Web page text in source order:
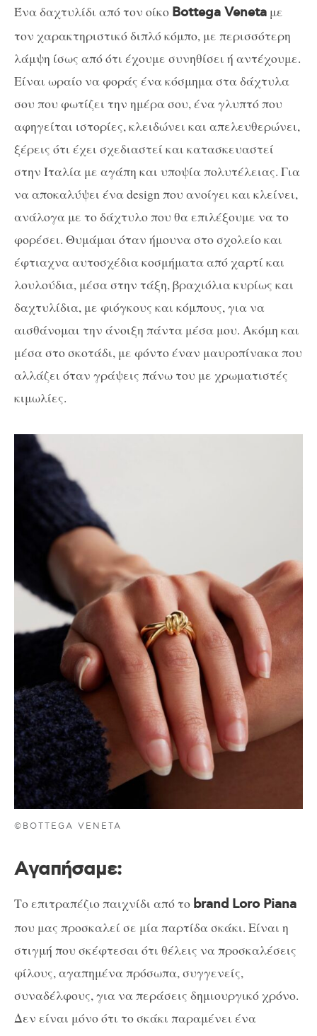
Ένα δαχτυλίδι από τον οίκο Bottega Veneta με
τον χαρακτηριστικό διπλό κόμπο, με περισσότερη
λάμψη ίσως από ότι έχουμε συνηθίσει ή αντέχουμε.
Είναι ωραίο να φοράς ένα κόσμημα στα δάχτυλα
σου που φωτίζει την ημέρα σου, ένα γλυπτό που
αφηγείται ιστορίες, κλειδώνει και απελευθερώνει,
ξέρεις ότι έχει σχεδιαστεί και κατασκευαστεί
στην Ιταλία με αγάπη και υποψία πολυτέλειας. Για
να αποκαλύψει έναdesignπου ανοίγει και κλείνει,
ανάλογα με το δάχτυλο που θα επιλέξουμε να το
φορέσει. Θυμάμαι όταν ήμουνα στο σχολείο και
έφτιαχνα αυτοσχέδια κοσμήματα από χαρτί και
λουλούδια, μέσα στην τάξη, βραχιόλια κυρίως και
δαχτυλίδια, με φιόγκους και κόμπους, για να
αισθάνομαι την άνοιξη πάντα μέσα μου. Ακόμη και
μέσα στο σκοτάδι, με φόντο έναν μαυροπίνακα που
αλλάζει όταν γράψεις πάνω του με χρωματιστές
κιμωλίες.
©BOTTEGA VENETA
Aγαπήσαμε:
Το επιτραπέζιο παιχνίδι από το brand Loro Piana
που μας προσκαλεί σε μία παρτίδα σκάκι. Είναι η
στιγμή που σκέφτεσαι ότι θέλεις να προσκαλέσεις
φίλους, αγαπημένα πρόσωπα, συγγενείς,
συναδέλφους, για να περάσεις δημιουργικό χρόνο.
Δεν είναι μόνο ότι το σκάκι παραμένει ένα